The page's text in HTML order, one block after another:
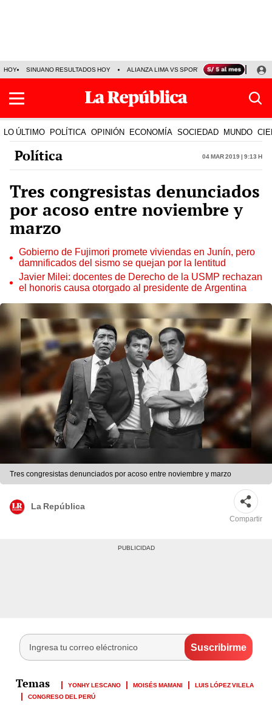
HOY SINUANO RESULTADOS HOY ALIANZA LIMA VS SPORT BOYS JORGE
LO ÚLTIMO POLÍTICA OPINIÓN ECONOMÍA SOCIEDAD MUNDO
Política 04 Mar 2019 | 9:13 h
Tres congresistas denunciados
por acoso entre noviembre y
marzo
Gobierno de Fujimori promete viviendas en Junín, pero
damnificados del sismo se quejan por la lentitud
Javier Milei: docentes de Derecho de la USMP rechazan
el honoris causa otorgado al presidente de Argentina
Tres congresistas denunciados por acoso entre noviembre y marzo
La República
Compartir
YONHY LESCANO MOISÉS MAMANI
LUIS LÓPEZ VILELA
CONGRESO DEL PERÚ